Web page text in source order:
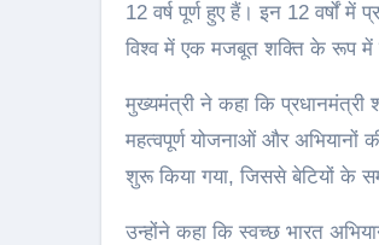
12 वर्ष पूर्ण हुए हैं। इन 12 वर्षों
विश्व में एक मजबूत शक्ति के रूप
मुख्यमंत्री ने कहा कि
महत्वपूर्ण योजनाओं और
शुरू किया गया, जिससे बेटियों के
उन्होंने कहा कि स्वच्छ भारत